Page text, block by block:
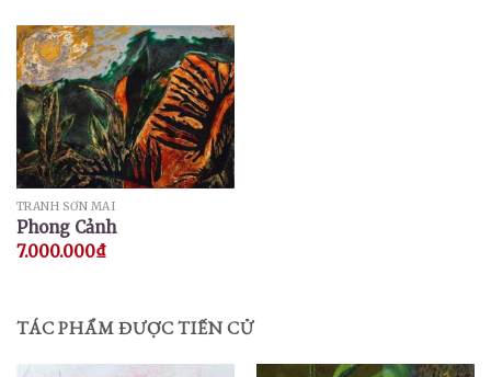
TRANH SƠN MÀI
Phong Cảnh
7.000.000₫
TÁC PHẨM ĐƯỢC TIẾN CỬ